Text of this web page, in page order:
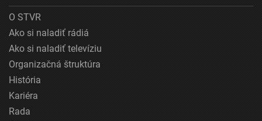
O STVR
Ako si naladiť rádiá
Ako si naladiť televíziu
Organizačná štruktúra
História
Kariéra
Rada